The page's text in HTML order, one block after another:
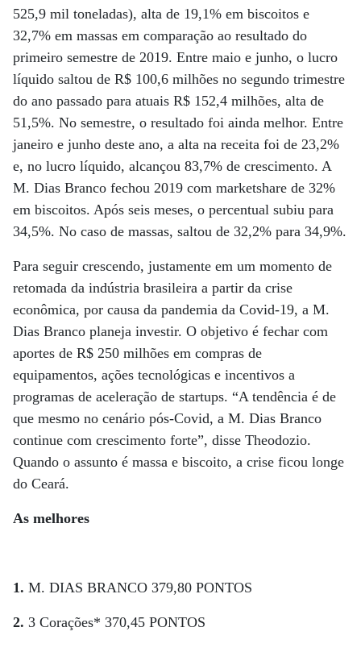
525,9 mil toneladas), alta de 19,1% em biscoitos e
32,7% em massas em comparação ao resultado do
primeiro semestre de 2019. Entre maio e junho, o lucro
líquido saltou de R$ 100,6 milhões no segundo trimestre
do ano passado para atuais R$ 152,4 milhões, alta de
51,5%. No semestre, o resultado foi ainda melhor. Entre
janeiro e junho deste ano, a alta na receita foi de 23,2%
e, no lucro líquido, alcançou 83,7% de crescimento. A
M. Dias Branco fechou 2019 com marketshare de 32%
em biscoitos. Após seis meses, o percentual subiu para
34,5%. No caso de massas, saltou de 32,2% para 34,9%.
Para seguir crescendo, justamente em um momento de
retomada da indústria brasileira a partir da crise
econômica, por causa da pandemia da Covid-19, a M.
Dias Branco planeja investir. O objetivo é fechar com
aportes de R$ 250 milhões em compras de
equipamentos, ações tecnológicas e incentivos a
programas de aceleração de startups. “A tendência é de
que mesmo no cenário pós-Covid, a M. Dias Branco
continue com crescimento forte”, disse Theodozio.
Quando o assunto é massa e biscoito, a crise ficou longe
do Ceará.
As melhores
1. M. DIAS BRANCO 379,80 PONTOS
2. 3 Corações* 370,45 PONTOS